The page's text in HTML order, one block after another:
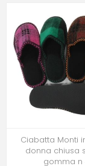
Ciabatta Monti
donna chiusa
gomma n